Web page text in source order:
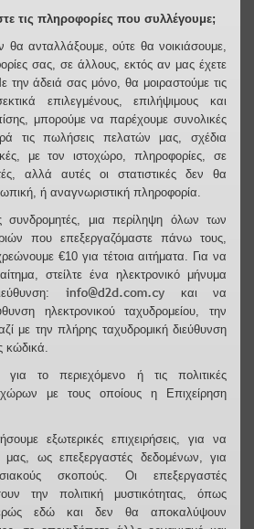
τις πληροφορίες που συλλέγουμε;
ανταλλάξουμε, ούτε θα νοικιάσουμε,
σας, σε άλλους, εκτός αν μας έχετε
την άδειά σας μόνο, θα μοιραστούμε τις
επιλεγμένους, επιλήψιμους και
μπορούμε να παρέχουμε συνολικές
τις πωλήσεις πελατών μας, σχέδια
με τον ιστοχώρο, πληροφορίες, σε
αλλά αυτές οι στατιστικές δεν θα
ή αναγνωριστική πληροφορία.
μια περίληψη όλων των
που επεξεργαζόμαστε πάνω τους,
€10 για τέτοια αιτήματα. Για να
στείλτε ένα ηλεκτρονικό μήνυμα
και να
ηλεκτρονικού ταχυδρομείου, την
με την πλήρης ταχυδρομική διεύθυνση
κώδικά.
για το περιεχόμενο ή τις πολιτικές
με τους οποίους η Επιχείρηση
εξωτερικές επιχειρήσεις, για να
μας, ως επεξεργαστές δεδομένων, για
σκοπούς. Οι επεξεργαστές
την πολιτική μυστικότητας, όπως
εδώ και δεν θα αποκαλύψουν